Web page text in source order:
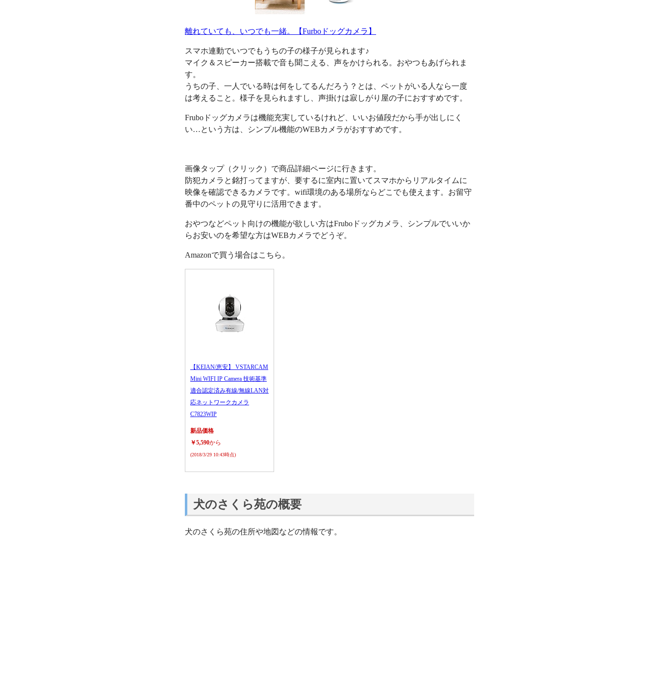
離れていても、いつでも一緒。【Furboドッグカメラ】
スマホ連動でいつでもうちの子の様子が見られます♪
マイク＆スピーカー搭載で音も聞こえる、声をかけられる。おやつもあげられま
す。
うちの子、一人でいる時は何をしてるんだろう？とは、ペットがいる人なら一度
は考えること。様子を見られますし、声掛けは寂しがり屋の子におすすめです。
Fruboドッグカメラは機能充実しているけれど、いいお値段だから手が出しにく
い…という方は、シンプル機能のWEBカメラがおすすめです。
画像タップ（クリック）で商品詳細ページに行きます。
防犯カメラと銘打ってますが、要するに室内に置いてスマホからリアルタイムに
映像を確認できるカメラです。wifi環境のある場所ならどこでも使えます。お留守
番中のペットの見守りに活用できます。
おやつなどペット向けの機能が欲しい方はFruboドッグカメラ、シンプルでいいか
らお安いのを希望な方はWEBカメラでどうぞ。
Amazonで買う場合はこちら。
【KEIAN/恵安】 VSTARCAM
Mini WIFI IP Camera 技術基準
適合認定済み有線/無線LAN対
応ネットワークカメラ
C7823WIP
新品価格
￥5,590から
(2018/3/29 10:43時点)
犬のさくら苑の概要
犬のさくら苑の住所や地図などの情報です。